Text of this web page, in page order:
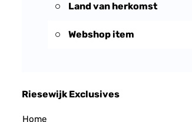
Land van herkomst
Webshop item
Riesewijk Exclusives
Home